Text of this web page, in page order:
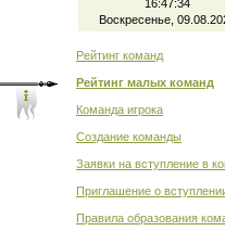
16:47:34
Воскресенье,
Рейтинг команд
Рейтинг малых команд
Команда игрока
Создание команды
Заявки на вступление в
Приглашение о
Правила образования